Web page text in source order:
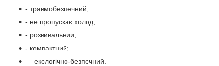
- травмобезпечний;
- не пропускає холод;
- розвивальний;
- компактний;
— екологічно-безпечний.